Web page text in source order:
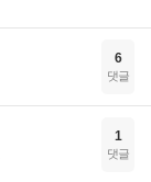
6
댓글
1
댓글